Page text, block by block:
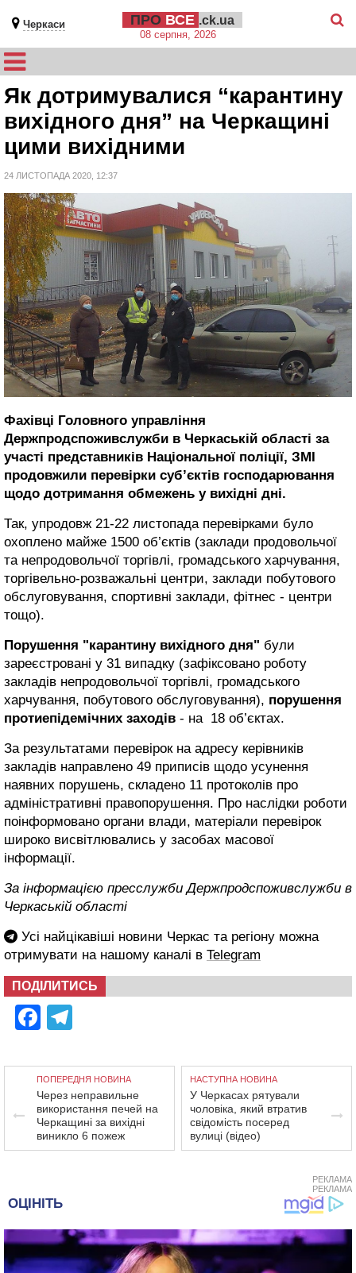
Черкаси ПРО ВСЕ .ck.ua
08 серпня, 2026
Як дотримувалися “карантину
вихідного дня” на Черкащині
цими вихідними
24 ЛИСТОПАДА 2020, 12:37
Фахівці Головного управління
Держпродспоживслужби в Черкаській області за
участі представників Національної поліції, ЗМІ
продовжили перевірки суб’єктів господарювання
щодо дотримання обмежень у вихідні дні.
Так, упродовж 21-22 листопада перевірками було
охоплено майже 1500 об’єктів (заклади продовольчої
та непродовольчої торгівлі, громадського харчування,
торгівельно-розважальні центри, заклади побутового
обслуговування, спортивні заклади, фітнес - центри
тощо).
Порушення "карантину вихідного дня" були
зареєстровані у 31 випадку (зафіксовано роботу
закладів непродовольчої торгівлі, громадського
харчування, побутового обслуговування), порушення
протиепідемічних заходів - на 18 об’єктах.
За результатами перевірок на адресу керівників
закладів направлено 49 приписів щодо усунення
наявних порушень, складено 11 протоколів про
адміністративні правопорушення. Про наслідки роботи
поінформовано органи влади, матеріали перевірок
широко висвітлювались у засобах масової
інформації.
За інформацією пресслужби Держпродспоживслужби в
Черкаській області
Усі найцікавіші новини Черкас та регіону можна
отримувати на нашому каналі в Telegram
ПОДІЛИТИСЬ
Facebook
ПОПЕРЕДНЯ НОВИНА
Через неправильне
використання печей на
Черкащині за вихідні
виникло 6 пожеж
НАСТУПНА НОВИНА
У Черкасах рятували
чоловіка, який втратив
свідомість посеред
вулиці (відео)
РЕКЛАМА
РЕКЛАМА